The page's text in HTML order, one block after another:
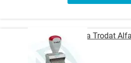
Pečiatka Trodat